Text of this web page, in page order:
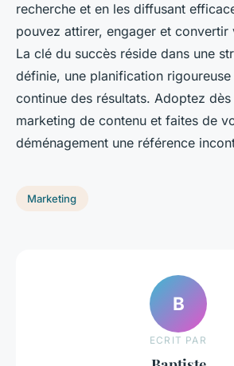
recherche et en les diffusant
pouvez attirer, engager et convertir
La clé du succès réside dans une
définie, une planification rigoureuse
continue des résultats. Adoptez dès
marketing de contenu et faites de
déménagement une référence
Marketing
B
ECRIT PAR